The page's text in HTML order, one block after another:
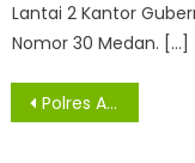
Lantai 2 Kantor
Nomor 30 Medan. […]
Navigasi
Polres Asahan Gagalkan Sabu 5 Kilogram dari Malaysia, Bupati Dorong Desa Bersinar Diaktifkan